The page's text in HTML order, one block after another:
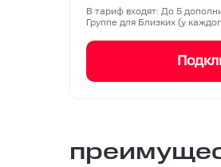
В тариф входят: До 5
Группе для Близких (у